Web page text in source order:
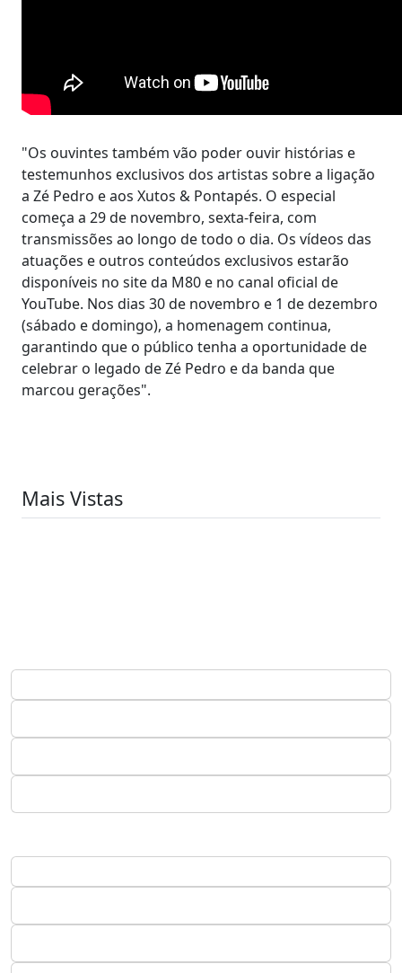
"Os ouvintes também vão poder ouvir histórias e
testemunhos exclusivos dos artistas sobre a ligação
a Zé Pedro e aos Xutos & Pontapés. O especial
começa a 29 de novembro, sexta-feira, com
transmissões ao longo de todo o dia. Os vídeos das
atuações e outros conteúdos exclusivos estarão
disponíveis no site da M80 e no canal oficial de
YouTube. Nos dias 30 de novembro e 1 de dezembro
(sábado e domingo), a homenagem continua,
garantindo que o público tenha a oportunidade de
celebrar o legado de Zé Pedro e da banda que
marcou gerações".
Mais Vistas